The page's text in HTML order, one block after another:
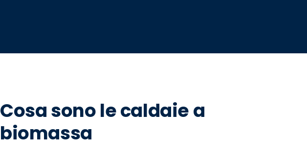
Cosa sono le caldaie a
biomassa